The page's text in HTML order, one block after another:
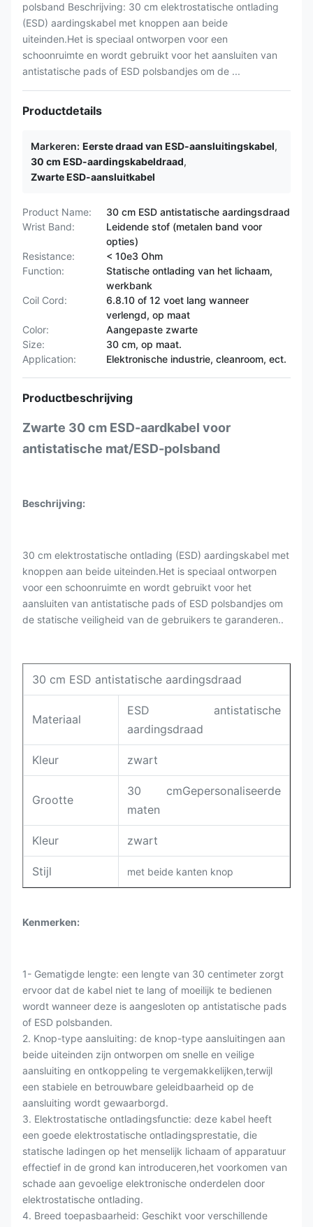
polsband Beschrijving: 30 cm elektrostatische ontlading
(ESD) aardingskabel met knoppen aan beide
uiteinden.Het is speciaal ontworpen voor een
schoonruimte en wordt gebruikt voor het aansluiten van
antistatische pads of ESD polsbandjes om de ...
Productdetails
Markeren: Eerste draad van ESD-aansluitingskabel,
30 cm ESD-aardingskabeldraad,
Zwarte ESD-aansluitkabel
Product Name:
30 cm ESD antistatische aardingsdraad
Wrist Band:
Leidende stof (metalen band voor
opties)
Resistance:
< 10e3 Ohm
Function:
Statische ontlading van het lichaam,
werkbank
Coil Cord:
6.8.10 of 12 voet lang wanneer
verlengd, op maat
Color:
Aangepaste zwarte
Size:
30 cm, op maat.
Application:
Elektronische industrie, cleanroom, ect.
Productbeschrijving
Zwarte 30 cm ESD-aardkabel voor
antistatische mat/ESD-polsband
Beschrijving:
30 cm elektrostatische ontlading (ESD) aardingskabel met
knoppen aan beide uiteinden.Het is speciaal ontworpen
voor een schoonruimte en wordt gebruikt voor het
aansluiten van antistatische pads of ESD polsbandjes om
de statische veiligheid van de gebruikers te garanderen..
30 cm ESD antistatische aardingsdraad
Materiaal
ESD antistatische
aardingsdraad
Kleur zwart
Grootte
30 cmGepersonaliseerde
maten
Kleur zwart
Stijl met beide kanten knop
Kenmerken:
1- Gematigde lengte: een lengte van 30 centimeter zorgt
ervoor dat de kabel niet te lang of moeilijk te bedienen
wordt wanneer deze is aangesloten op antistatische pads
of ESD polsbanden.
2. Knop-type aansluiting: de knop-type aansluitingen aan
beide uiteinden zijn ontworpen om snelle en veilige
aansluiting en ontkoppeling te vergemakkelijken,terwijl
een stabiele en betrouwbare geleidbaarheid op de
aansluiting wordt gewaarborgd.
3. Elektrostatische ontladingsfunctie: deze kabel heeft
een goede elektrostatische ontladingsprestatie, die
statische ladingen op het menselijk lichaam of apparatuur
effectief in de grond kan introduceren,het voorkomen van
schade aan gevoelige elektronische onderdelen door
elektrostatische ontlading.
4. Breed toepasbaarheid: Geschikt voor verschillende